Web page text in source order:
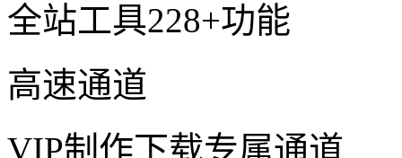
全站工具228+功能
高速通道
VIP制作下载专属通道